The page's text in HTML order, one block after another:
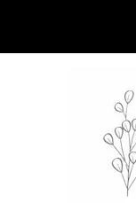
content